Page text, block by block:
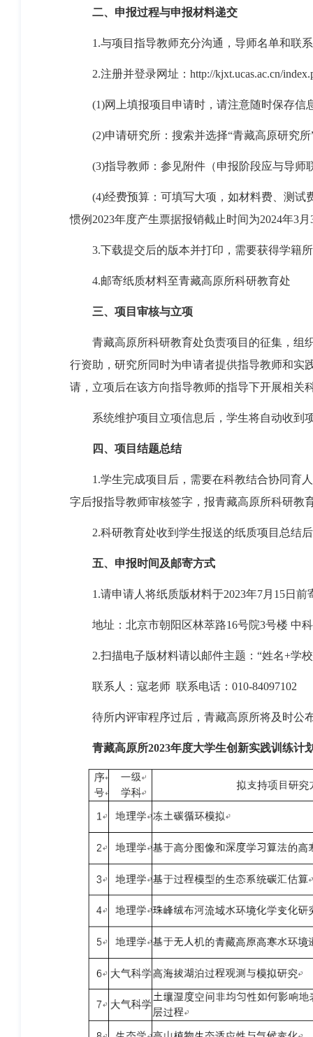
二、申报过程与申报材料递交
1.与项目指导教师充分沟通，导师名单和联
2.注册并登录网址： http://kjxt.ucas.ac.cn/
(1)网上填报项目申请时，请注意随时保存
(2)申请研究所：搜索并选择“青藏高原研究所
(3)指导教师：参见附件（申报阶段应与导师
(4)经费预算：可填写大项，如材料费、测试
惯例 2023年度产生票据报销截止时间为2024年3月
3.下载提交后的版本并打印，需要获得学籍
4.邮寄纸质材料至青藏高原所科研教育处
三、项目审核与立项
青藏高原所科研教育处负责项目的征集，组
行资助，研究所同时为申请者提供指导教师和实
请，立项后在该方向指导教师的指导下开展相关
系统维护项目立项信息后，学生将自动收到
四、项目结题总结
1.学生完成项目后，需要在科教结合协同育
字后报指导教师审核签字，报青藏高原所科研教
2.科研教育处收到学生报送的纸质项目总结
五、申报时间及邮寄方式
1.请申请人将纸质版材料于2023年7月 15日前
地址：北京市朝阳区林萃路16号院3号楼 中
2.扫描电子版材料请以邮件主题： “姓名+学校
联系人：寇老师 联系电话： 010-84097102
待所内评审程序过后，青藏高原所将及时公
青藏高原所2023年度大学生创新实践训练计